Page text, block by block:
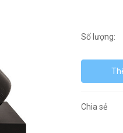
Số lượng:
Chia sẻ